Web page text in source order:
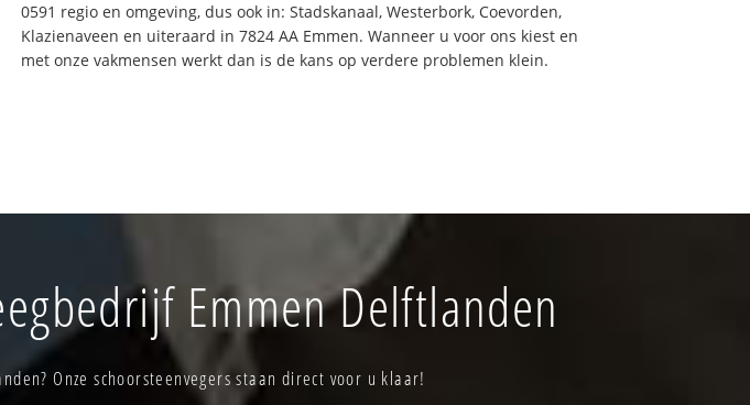
0591 regio en omgeving, dus ook in: Stadskanaal, Westerbork, Coevorden,
Klazienaveen en uiteraard in 7824 AA Emmen. Wanneer u voor ons kiest en
met onze vakmensen werkt dan is de kans op verdere problemen klein.
Emmen Delftlanden
Onze schoorsteenvegers staan direct voor u klaar!